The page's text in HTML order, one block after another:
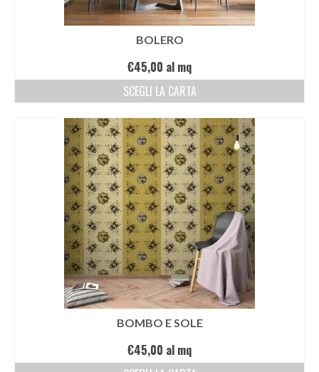
BOLERO
€45,00 al mq
SCEGLI LA CARTA
BOMBO E SOLE
€45,00 al mq